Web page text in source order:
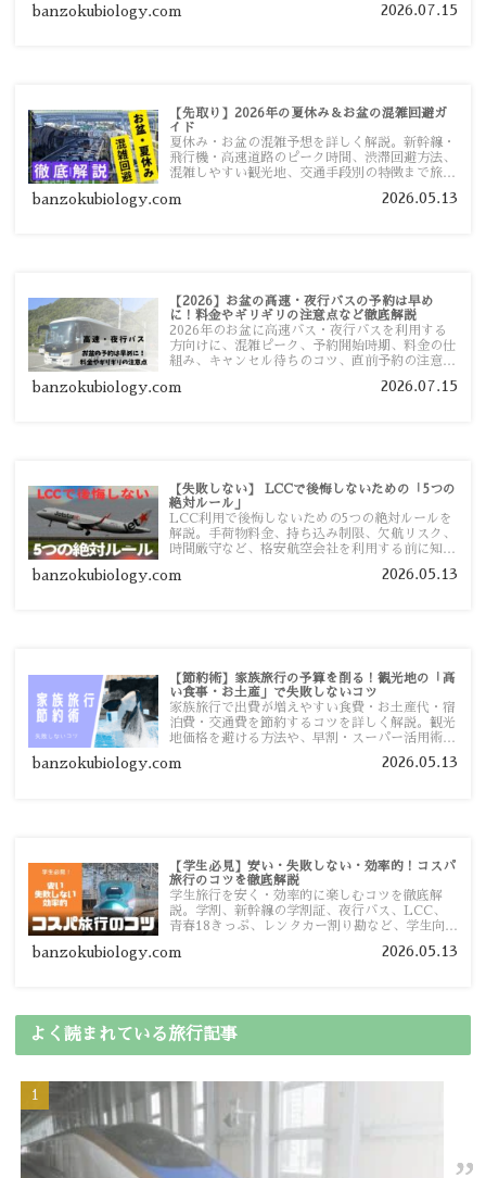
い移動方法を分かりやすく解説します。
banzokubiology.com 2026.07.15
【先取り】2026年の夏休み＆お盆の混雑回避ガ
イド
夏休み・お盆の混雑予想を詳しく解説。新幹線・
飛行機・高速道路のピーク時間、渋滞回避方法、
混雑しやすい観光地、交通手段別の特徴まで旅行
banzokubiology.com 2026.05.13
【2026】お盆の高速・夜行バスの予約は早め
に！料金やギリギリの注意点など徹底解説
2026年のお盆に高速バス・夜行バスを利用する
方向けに、混雑ピーク、予約開始時期、料金の仕
組み、キャンセル待ちのコツ、直前予約の注意点
banzokubiology.com 2026.07.15
【失敗しない】 LCCで後悔しないための「5つの
絶対ルール」
LCC利用で後悔しないための5つの絶対ルールを
解説。手荷物料金、持ち込み制限、欠航リスク、
時間厳守など、格安航空会社を利用する前に知っ
す。
banzokubiology.com 2026.05.13
【節約術】家族旅行の予算を削る！観光地の「高
い食事・お土産」で失敗しないコツ
家族旅行で出費が増えやすい食費・お土産代・宿
泊費・交通費を節約するコツを詳しく解説。観光
地価格を避ける方法や、早割・スーパー活用術、
banzokubiology.com 2026.05.13
【学生必見】安い・失敗しない・効率的！コスパ
旅行のコツを徹底解説
学生旅行を安く・効率的に楽しむコツを徹底解
説。学割、新幹線の学割証、夜行バス、LCC、
青春18きっぷ、レンタカー割り勘など、学生向け
banzokubiology.com 2026.05.13
よく読まれている旅行記事